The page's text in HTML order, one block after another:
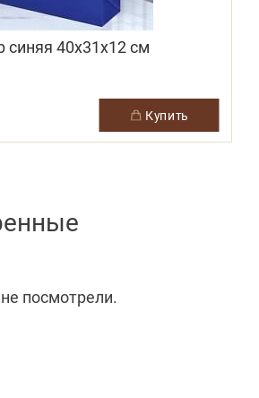
40х31х12 см
купить
посмотрели.